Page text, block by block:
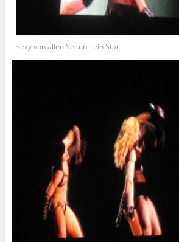
sexy von allen Seiten - ein Star